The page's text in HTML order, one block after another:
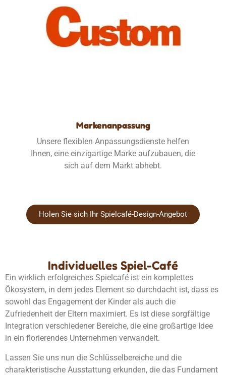
Markenanpassung
Unsere flexiblen Anpassungsdienste helfen
Ihnen, eine einzigartige Marke aufzubauen, die
sich auf dem Markt abhebt.
Holen Sie sich Ihr Spielcafé-Design-Angebot
Individuelles Spiel-Café
Ein wirklich erfolgreiches Spielcafé ist ein komplettes
Ökosystem, in dem jedes Element so durchdacht ist, dass es
sowohl das Engagement der Kinder als auch die
Zufriedenheit der Eltern maximiert. Es ist diese sorgfältige
Integration verschiedener Bereiche, die eine großartige Idee
in ein florierendes Unternehmen verwandelt.
Lassen Sie uns nun die Schlüsselbereiche und die
charakteristische Ausstattung erkunden, die das Fundament